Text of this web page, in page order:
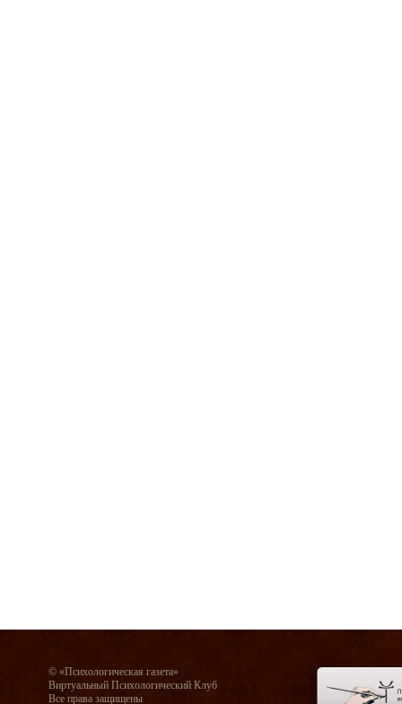
© «Психологическая газета»
Виртуальный Психологический Клуб
Все права защищены